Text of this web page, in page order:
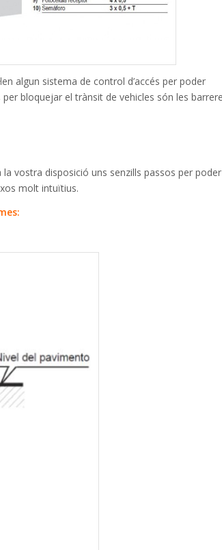
algun sistema de control d’accés per poder
bloquejar el trànsit de vehicles són les
vostra disposició uns senzills passos per poder
molt intuïtius.